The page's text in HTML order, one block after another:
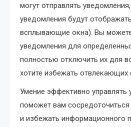
могут отправлять
уведомления будут
всплывающие окна). Вы
уведомления для
полностью отключить их для
хотите избежать отвлекающих
Умение эффективно управлять
поможет вам
и избежать информационного